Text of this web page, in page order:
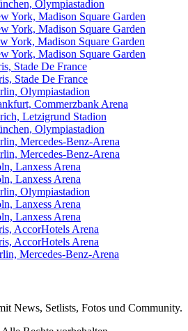
Olympiastadion
Madison Square Garden
Madison Square Garden
Madison Square Garden
Madison Square Garden
Stade De France
Stade De France
Olympiastadion
Commerzbank Arena
Letzigrund Stadion
Olympiastadion
Mercedes-Benz-Arena
Mercedes-Benz-Arena
Lanxess Arena
Lanxess Arena
Olympiastadion
Lanxess Arena
Lanxess Arena
AccorHotels Arena
AccorHotels Arena
Mercedes-Benz-Arena
News, Setlists, Fotos und Community.